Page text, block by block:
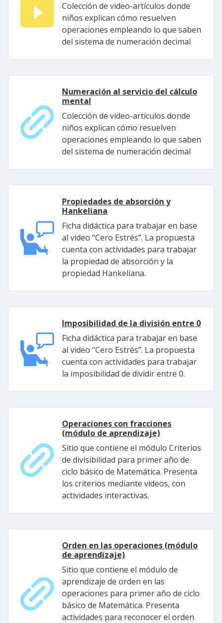
Colección de video-artículos donde
niños explican cómo resuelven
operaciones empleando lo que saben
del sistema de numeración decimal
Numeración al servicio del cálculo
mental
Colección de video-artículos donde
niños explican cómo resuelven
operaciones empleando lo que saben
del sistema de numeración decimal
Propiedades de absorción y
Hankeliana
Ficha didáctica para trabajar en base
al video “Cero Estrés”. La propuesta
cuenta con actividades para trabajar
la propiedad de absorción y la
propiedad Hankeliana.
Imposibilidad de la división entre 0
Ficha didáctica para trabajar en base
al video “Cero Estrés”. La propuesta
cuenta con actividades para trabajar
la imposibilidad de dividir entre 0.
Operaciones con fracciones
(módulo de aprendizaje)
Sitio que contiene el módulo Criterios
de divisibilidad para primer año de
ciclo básico de Matemática. Presenta
los criterios mediante videos, con
actividades interactivas.
Orden en las operaciones (módulo
de aprendizaje)
Sitio que contiene el módulo de
aprendizaje de orden en las
operaciones para primer año de ciclo
básico de Matemática. Presenta
actividades para reconocer el orden